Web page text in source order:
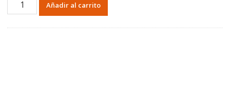
batería
Añadir al carrito